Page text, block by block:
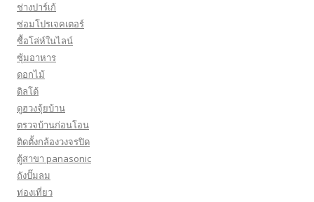
ช่างปาร์เก้
ซ่อมโปรเจคเตอร์
ซื้อโล่ห์ในไลน์
ซุ้มอาหาร
ดอกไม้
ดิลโด้
ดูฮวงจุ้ยบ้าน
ตรวจบ้านก่อนโอน
ติดตั้งกล้องวงจรปิด
ตู้สาขา panasonic
ถังปั๊มลม
ท่องเที่ยว